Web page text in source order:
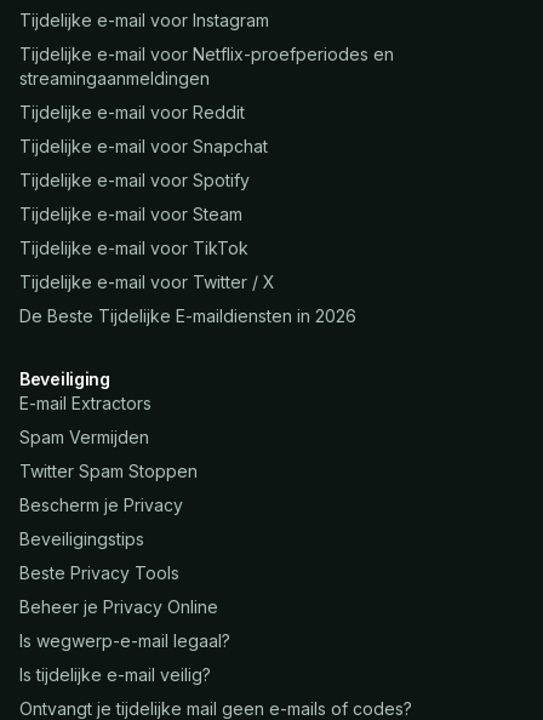
Tijdelijke e-mail voor Instagram
Tijdelijke e-mail voor Netflix-proefperiodes en
streamingaanmeldingen
Tijdelijke e-mail voor Reddit
Tijdelijke e-mail voor Snapchat
Tijdelijke e-mail voor Spotify
Tijdelijke e-mail voor Steam
Tijdelijke e-mail voor TikTok
Tijdelijke e-mail voor Twitter / X
De Beste Tijdelijke E-maildiensten in 2026
Beveiliging
E-mail Extractors
Spam Vermijden
Twitter Spam Stoppen
Bescherm je Privacy
Beveiligingstips
Beste Privacy Tools
Beheer je Privacy Online
Is wegwerp-e-mail legaal?
Is tijdelijke e-mail veilig?
Ontvangt je tijdelijke mail geen e-mails of codes?